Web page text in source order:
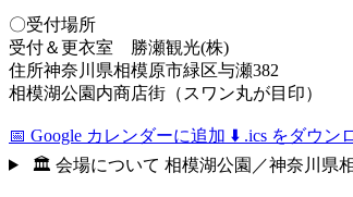
〇受付場所
受付＆更衣室 勝瀬観光(株)
住所神奈川県相模原市緑区与瀬382
相模湖公園内商店街（スワン丸が目印）
📅 Google カレンダーに追加 ⬇️ .ics をダウン
🏛 会場について 相模湖公園／神奈川県